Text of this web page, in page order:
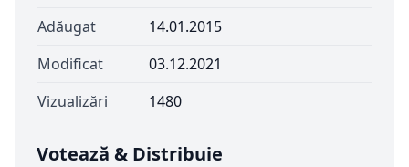
Adăugat
14.01.2015
Modificat
03.12.2021
Vizualizări
1480
Votează & Distribuie